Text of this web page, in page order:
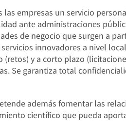
las empresas un servicio
ante administraciones
de negocio que surgen a
innovadores a nivel
(retos) y a corto plazo
Se garantiza total
además fomentar las
científico que pueda